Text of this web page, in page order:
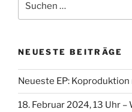
nach:
NEUESTE BEITRÄGE
Neueste EP: Koproduktion
18. Februar 2024, 13 Uhr